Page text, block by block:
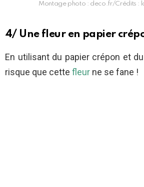
Montage photo : deco.fr/Crédits :
4/ Une fleur en papier
En utilisant du papier crépon et
risque que cette fleur ne se fane !